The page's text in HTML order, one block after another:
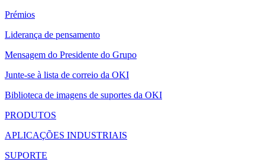
Prémios
Liderança de pensamento
Mensagem do Presidente do Grupo
Junte-se à lista de correio da OKI
Biblioteca de imagens de suportes da OKI
PRODUTOS
APLICAÇÕES INDUSTRIAIS
SUPORTE